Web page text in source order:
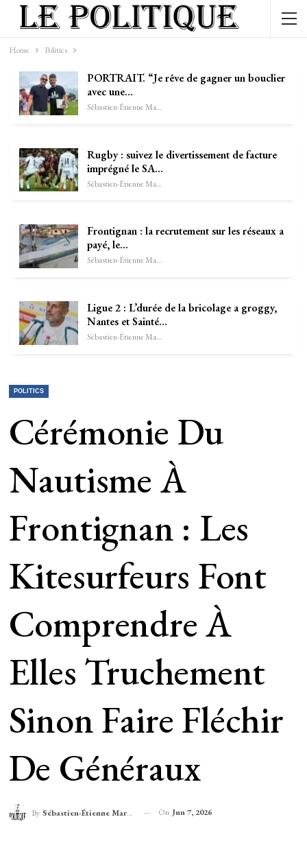
Home Politics
PORTRAIT. “Je rêve de gagner un bouclier
avec une…
Sébastien-Étienne Marechal
Rugby : suivez le divertissement de facture
imprégné le SA…
Sébastien-Étienne Marechal
Frontignan : la recrutement sur les réseaux a
payé, le…
Sébastien-Étienne Marechal
Ligue 2 : L’durée de la bricolage a groggy,
Nantes et Sainté…
Sébastien-Étienne Marechal
POLITICS
Cérémonie Du
Nautisme À
Frontignan : Les
Kitesurfeurs Font
Comprendre À
Elles Truchement
Sinon Faire Fléchir
De Généraux
By Sébastien-Étienne Marechal On Jun 7, 2026